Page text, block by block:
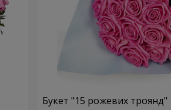
Букет "15 рожевих троянд"